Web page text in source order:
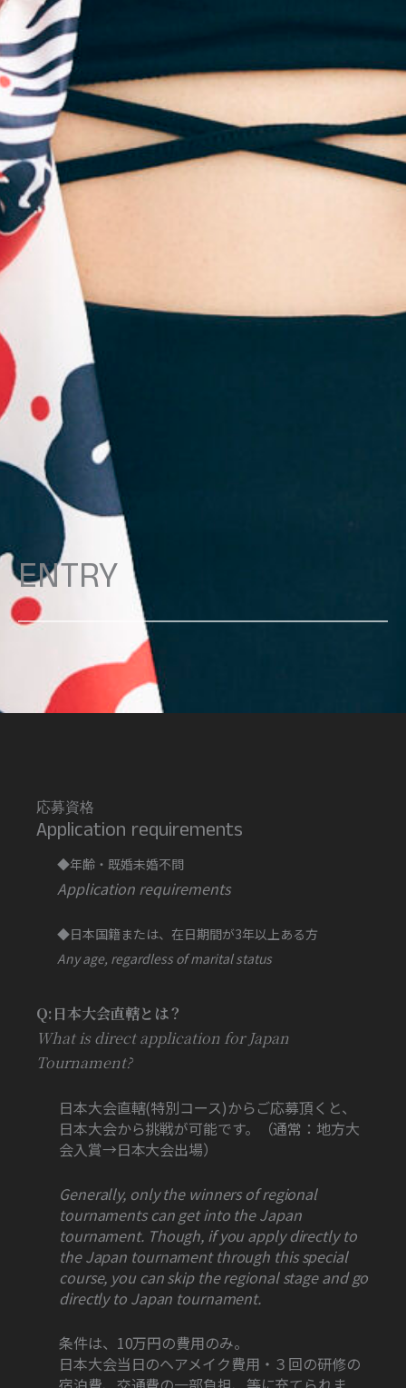
ENTRY
応募資格
Application requirements
◆年齢・既婚未婚不問
Application requirements
◆日本国籍または、在日期間が3年以上ある方
Any age, regardless of marital status
Q:日本大会直轄とは？
What is direct application for Japan
Tournament?
日本大会直轄(特別コース)からご応募頂くと、
日本大会から挑戦が可能です。（通常：地方大
会入賞→日本大会出場）
Generally, only the winners of regional
tournaments can get into the Japan
tournament. Though, if you apply directly to
the Japan tournament through this special
course, you can skip the regional stage and go
directly to Japan tournament.
条件は、10万円の費用のみ。
日本大会当日のヘアメイク費用・３回の研修の